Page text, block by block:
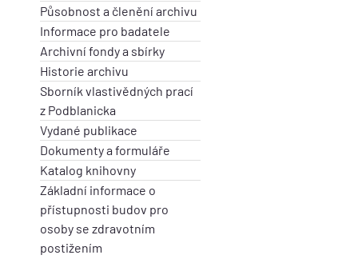
Působnost a členění archivu
Informace pro badatele
Archivní fondy a sbírky
Historie archivu
Sborník vlastivědných prací
z Podblanicka
Vydané publikace
Dokumenty a formuláře
Katalog knihovny
Základní informace o
přístupnosti budov pro
osoby se zdravotním
postižením